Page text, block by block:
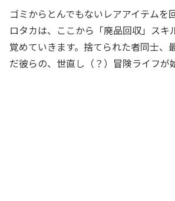
ゴミからとんでもないレアアイテムを
ロタカは、ここから「廃品回収」スキ
覚めていきます。捨てられた者同士、
だ彼らの、世直し（？）冒険ライフが